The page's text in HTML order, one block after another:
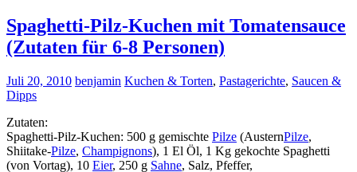
Spaghetti-Pilz-Kuchen mit Tomatensauce
(Zutaten für 6-8 Personen)
Juli 20, 2010 benjamin Kuchen & Torten, Pastagerichte, Saucen &
Dipps
Zutaten:
Spaghetti-Pilz-Kuchen: 500 g gemischte Pilze (AusternPilze,
Shiitake-Pilze, Champignons), 1 El Öl, 1 Kg gekochte Spaghetti
(von Vortag), 10 Eier, 250 g Sahne, Salz, Pfeffer,